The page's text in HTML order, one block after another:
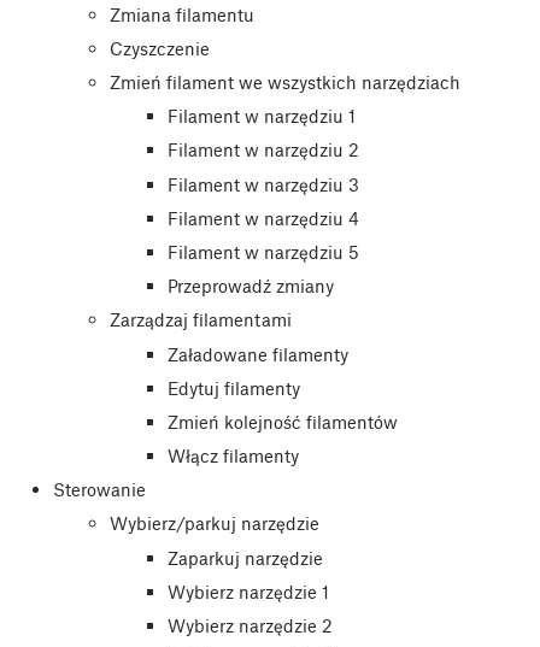
Zmiana filamentu
Czyszczenie
Zmień filament we wszystkich narzędziach
Filament w narzędziu 1
Filament w narzędziu 2
Filament w narzędziu 3
Filament w narzędziu 4
Filament w narzędziu 5
Przeprowadź zmiany
Zarządzaj filamentami
Załadowane filamenty
Edytuj filamenty
Zmień kolejność filamentów
Włącz filamenty
Sterowanie
Wybierz/parkuj narzędzie
Zaparkuj narzędzie
Wybierz narzędzie 1
Wybierz narzędzie 2